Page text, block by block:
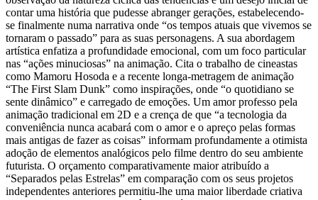
contar uma história que pudesse abranger gerações, estabelecendo-
se finalmente numa narrativa onde “os tempos atuais que vivemos se
tornaram o passado” para as suas personagens. A sua abordagem
artística enfatiza a profundidade emocional, com um foco particular
nas “ações minuciosas” na animação. Cita o trabalho de cineastas
como Mamoru Hosoda e a recente longa-metragem de animação
“The First Slam Dunk” como inspirações, onde “o quotidiano se
sente dinâmico” e carregado de emoções. Um amor professo pela
animação tradicional em 2D e a crença de que “a tecnologia da
conveniência nunca acabará com o amor e o apreço pelas formas
mais antigas de fazer as coisas” informam profundamente a otimista
adoção de elementos analógicos pelo filme dentro do seu ambiente
futurista. O orçamento comparativamente maior atribuído a
“Separados pelas Estrelas” em comparação com os seus projetos
independentes anteriores permitiu-lhe uma maior liberdade criativa